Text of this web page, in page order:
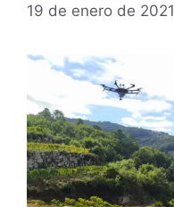
19 de enero de 2021